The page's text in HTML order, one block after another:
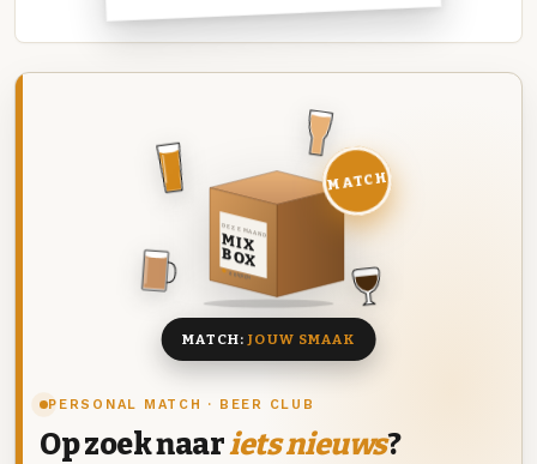
PERSONAL MATCH · BEER CLUB
Op zoek naariets nieuws?
DEZE MAAND
MIX
BOX
8 BIEREN
MATCH
MATCH:JOUW SMAAK